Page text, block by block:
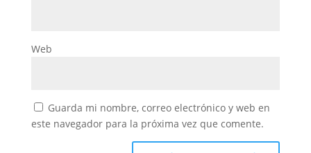
Web
Guarda mi nombre, correo electrónico y web en
este navegador para la próxima vez que comente.